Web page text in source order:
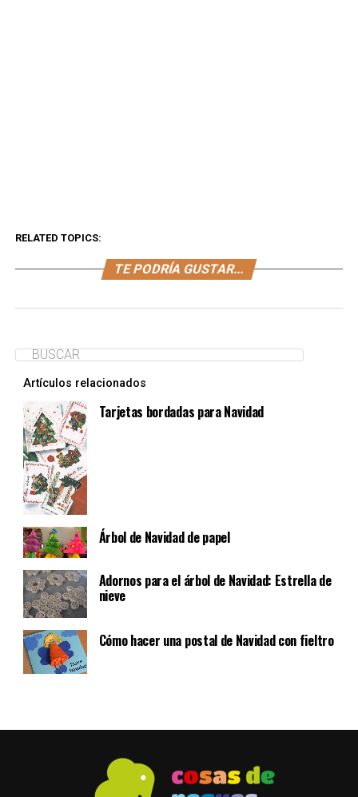
RELATED TOPICS:
TE PODRÍA GUSTAR...
Artículos relacionados
Tarjetas bordadas para Navidad
Árbol de Navidad de papel
Adornos para el árbol de Navidad: Estrella de
nieve
Cómo hacer una postal de Navidad con fieltro